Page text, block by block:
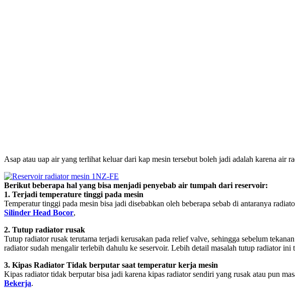
Asap atau uap air yang terlihat keluar dari kap mesin tersebut boleh jadi adalah karena air
Berikut beberapa hal yang bisa menjadi penyebab air tumpah dari reservoir:
1. Terjadi temperature tinggi pada mesin
Temperatur tinggi pada mesin bisa jadi disebabkan oleh beberapa sebab di antaranya
Silinder Head Bocor,
2. Tutup radiator rusak
Tutup radiator rusak terutama terjadi kerusakan pada relief valve, sehingga sebelum
radiator sudah mengalir terlebih dahulu ke seservoir. Lebih detail masalah tutup radiator ini
3. Kipas Radiator Tidak berputar saat temperatur kerja mesin
Kipas radiator tidak berputar bisa jadi karena kipas radiator sendiri yang rusak atau pun
Bekerja.